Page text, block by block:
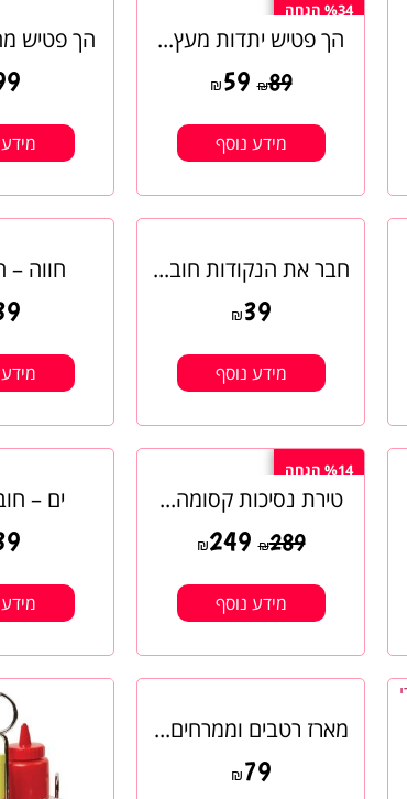
%34 הנחה
הך פטיש יתדות מעץ...
₪89
₪ 59
מידע נוסף
הך פטיש
חבר את הנקודות חוב...
₪39
מידע נוסף
חווה –
%14 הנחה
טירת נסיכות קסומה...
₪289
₪249
מידע נוסף
ים –
מארז רטבים וממרחים...
₪ 79